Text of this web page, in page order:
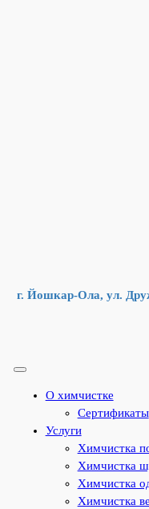
г. Йошкар-Ола, ул.
О химчистке
Сертификаты
Услуги
Химчистка
Химчистка
Химчистка
Химчистка